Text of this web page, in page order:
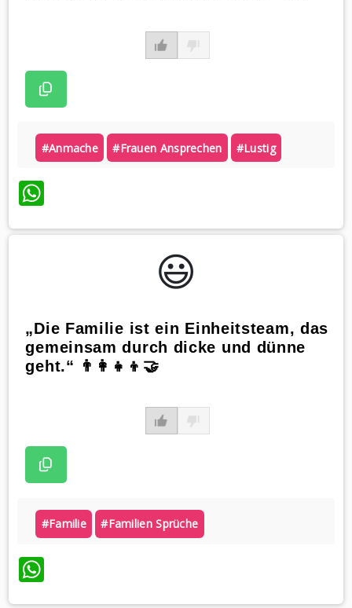
#anmache #frauen Ansprechen #lustig
WhatsApp
😃️
„Die Familie ist ein Einheitsteam, das
gemeinsam durch dicke und dünne
geht.“ 👨‍👩‍👧‍👦🤝
#familie #familien Sprüche
WhatsApp